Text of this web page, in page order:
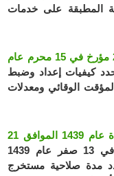
المطبقة على خدمات
مرسوم تنفيذي رقم 18-230 مؤرخ في 15 محرم عام
كيفيات إعداد وضبط
الوقائي ومعدلات
قرار مؤرخ في 8 ذي القعدة عام 1439 الموافق 21
، يعدل القرار المؤرخ في 13 صفر عام 1439
سنة 2017 الذي يحدد مدة صلاحية مستخرج